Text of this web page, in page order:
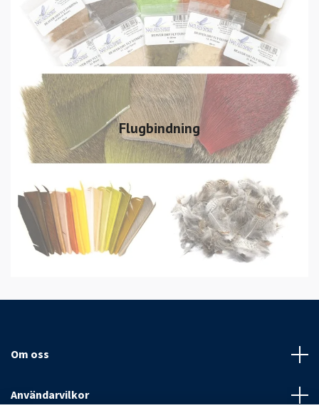
Flugbindning
Om oss
Användarvilkor